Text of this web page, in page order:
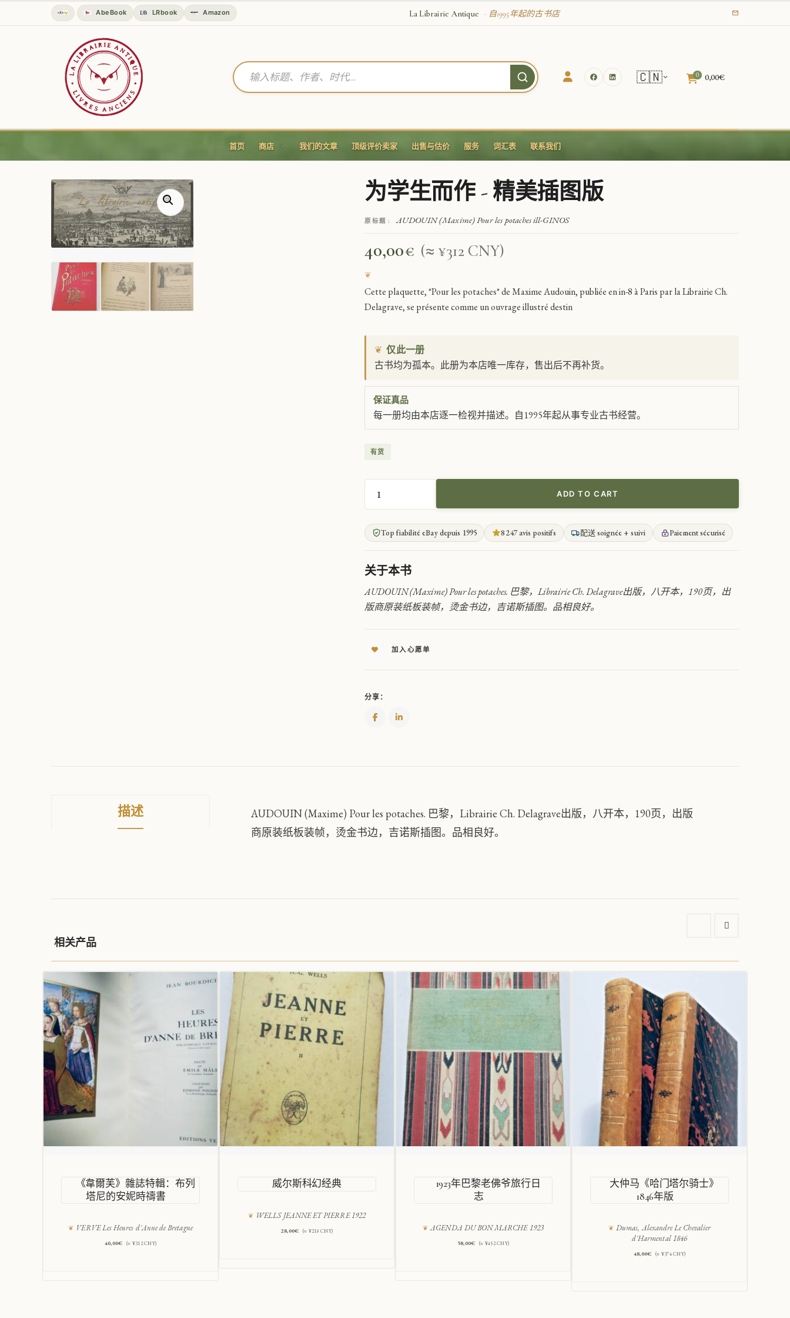
AbeBook LRbook Amazon La Librairie Antique · 自1995年起的古书店
🇨🇳 0 0,00€
首页 商店 我们的文章 顶级评价卖家 出售与估价 服务 词汇表 联系我们
为学生而作 - 精美插图版
原标题 : AUDOUIN (Maxime) Pour les potaches ill-GINOS
40,00€ (≈ ¥312 CNY)
Cette plaquette, *Pour les potaches* de Maxime Audouin, publiée en in-8 à Paris par la Librairie Ch.
Delagrave, se présente comme un ouvrage illustré destin
❦ 仅此一册
古书均为孤本。此册为本店唯一库存，售出后不再补货。
保证真品
每一册均由本店逐一检视并描述。自1995年起从事专业古书经营。
有货
学
生
而
作
-
精
美
图
ADD TO CART
Top fiabilité eBay depuis 1995 8 247 avis positifs 配送 soignée + suivi Paiement sécurisé
关于本书
AUDOUIN (Maxime) Pour les potaches. 巴黎，Librairie Ch. Delagrave出版，八开本，190页，出
版商原装纸板装帧，烫金书边，吉诺斯插图。品相良好。
加入心愿单
分享：
描述
AUDOUIN (Maxime) Pour les potaches. 巴黎，Librairie Ch. Delagrave出版，八开本，190页，出版
商原装纸板装帧，烫金书边，吉诺斯插图。品相良好。
相关产品
《韋爾芙》雜誌特輯：布列
塔尼的安妮時禱書
VERVE Les Heures d'Anne de Bretagne
40,00€ (≈ ¥312 CNY)
威尔斯科幻经典
WELLS JEANNE ET PIERRE 1922
28,00€ (≈ ¥218 CNY)
1923年巴黎老佛爷旅行日
志
AGENDA DU BON MARCHE 1923
58,00€ (≈ ¥452 CNY)
大仲马《哈门塔尔骑士》
1846年版
Dumas, Alexandre Le Chevalier
d'Harmental 1846
48,00€ (≈ ¥374 CNY)